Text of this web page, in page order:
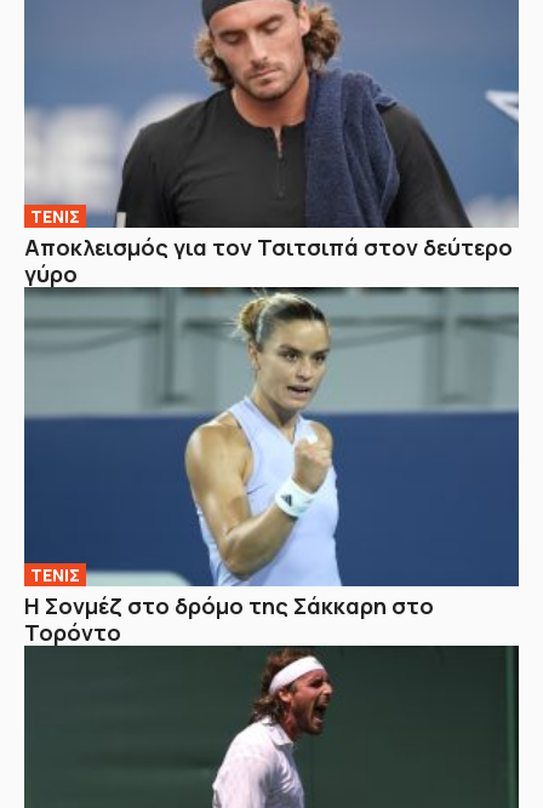
ΤΕΝΙΣ
Αποκλεισμός για τον Τσιτσιπά στον δεύτερο
γύρο
ΤΕΝΙΣ
Η Σονμέζ στο δρόμο της Σάκκαρη στο
Τορόντο